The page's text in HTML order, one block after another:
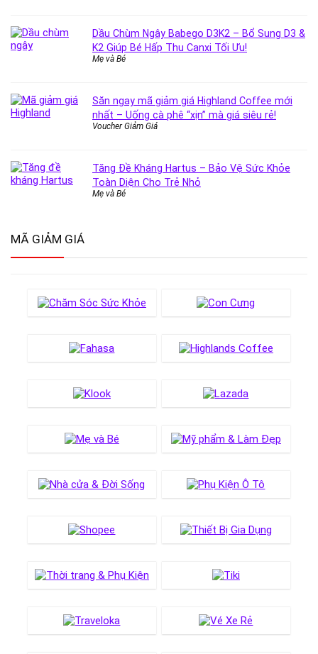
Dầu Chùm Ngây Babego D3K2 – Bổ Sung D3 &
K2 Giúp Bé Hấp Thu Canxi Tối Ưu!
Mẹ và Bé
Săn ngay mã giảm giá Highland Coffee mới
nhất – Uống cà phê “xịn” mà giá siêu rẻ!
Voucher Giảm Giá
Tăng Đề Kháng Hartus – Bảo Vệ Sức Khỏe
Toàn Diện Cho Trẻ Nhỏ
Mẹ và Bé
MÃ GIẢM GIÁ